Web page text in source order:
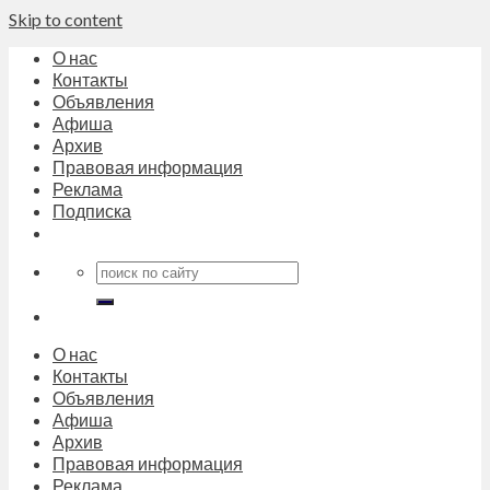
Skip to content
О нас
Контакты
Объявления
Афиша
Архив
Правовая информация
Реклама
Подписка
О нас
Контакты
Объявления
Афиша
Архив
Правовая информация
Реклама